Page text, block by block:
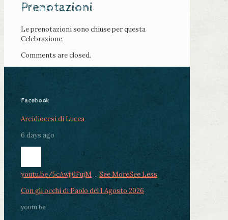
Prenotazioni
Le prenotazioni sono chiuse per questa
Celebrazione.
Comments are closed.
Facebook
Arcidiocesi di Lucca
6 days ago
youtu.be/5cAwjj0FujM ... See MoreSee Less
Con gli occhi di Paolo del 1 Agosto 2026
youtu.be